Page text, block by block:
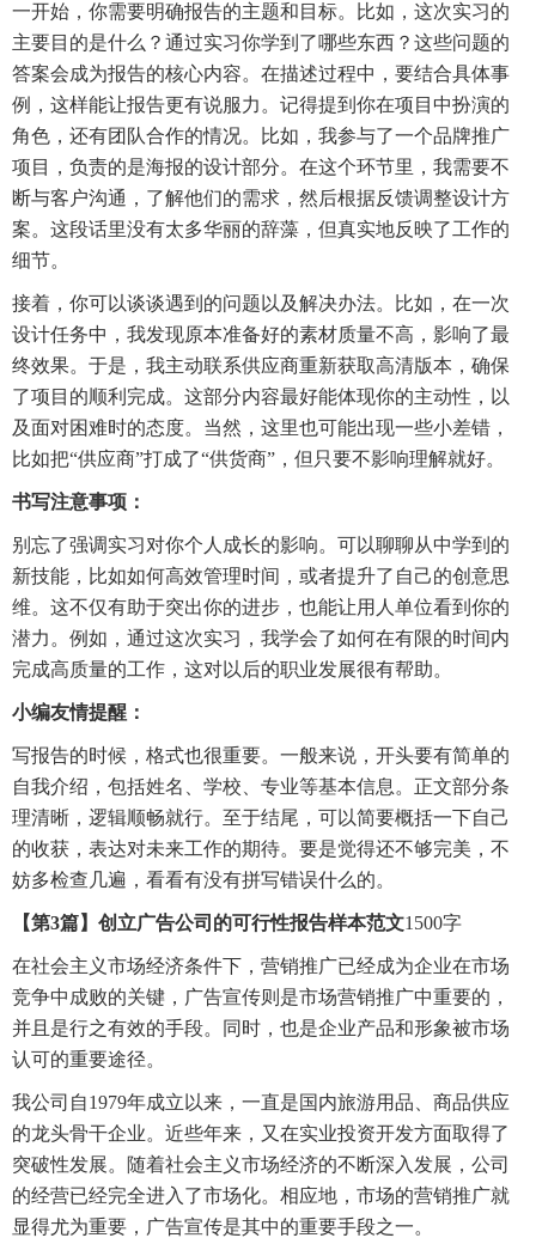
一开始，你需要明确报告的主题和目标。比如，这次实习的
主要目的是什么？通过实习你学到了哪些东西？这些问题的
答案会成为报告的核心内容。在描述过程中，要结合具体事
例，这样能让报告更有说服力。记得提到你在项目中扮演的
角色，还有团队合作的情况。比如，我参与了一个品牌推广
项目，负责的是海报的设计部分。在这个环节里，我需要不
断与客户沟通，了解他们的需求，然后根据反馈调整设计方
案。这段话里没有太多华丽的辞藻，但真实地反映了工作的
细节。
接着，你可以谈谈遇到的问题以及解决办法。比如，在一次
设计任务中，我发现原本准备好的素材质量不高，影响了最
终效果。于是，我主动联系供应商重新获取高清版本，确保
了项目的顺利完成。这部分内容最好能体现你的主动性，以
及面对困难时的态度。当然，这里也可能出现一些小差错，
比如把“供应商”打成了“供货商”，但只要不影响理解就好。
书写注意事项：
别忘了强调实习对你个人成长的影响。可以聊聊从中学到的
新技能，比如如何高效管理时间，或者提升了自己的创意思
维。这不仅有助于突出你的进步，也能让用人单位看到你的
潜力。例如，通过这次实习，我学会了如何在有限的时间内
完成高质量的工作，这对以后的职业发展很有帮助。
小编友情提醒：
写报告的时候，格式也很重要。一般来说，开头要有简单的
自我介绍，包括姓名、学校、专业等基本信息。正文部分条
理清晰，逻辑顺畅就行。至于结尾，可以简要概括一下自己
的收获，表达对未来工作的期待。要是觉得还不够完美，不
妨多检查几遍，看看有没有拼写错误什么的。
【第3篇】创立广告公司的可行性报告样本范文1500字
在社会主义市场经济条件下，营销推广已经成为企业在市场
竞争中成败的关键，广告宣传则是市场营销推广中重要的，
并且是行之有效的手段。同时，也是企业产品和形象被市场
认可的重要途径。
我公司自1979年成立以来，一直是国内旅游用品、商品供应
的龙头骨干企业。近些年来，又在实业投资开发方面取得了
突破性发展。随着社会主义市场经济的不断深入发展，公司
的经营已经完全进入了市场化。相应地，市场的营销推广就
显得尤为重要，广告宣传是其中的重要手段之一。